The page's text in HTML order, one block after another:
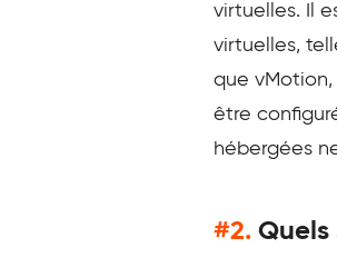
virtuelles. Il
virtuelles,
que vMotion,
être
hébergées
#2. Quels